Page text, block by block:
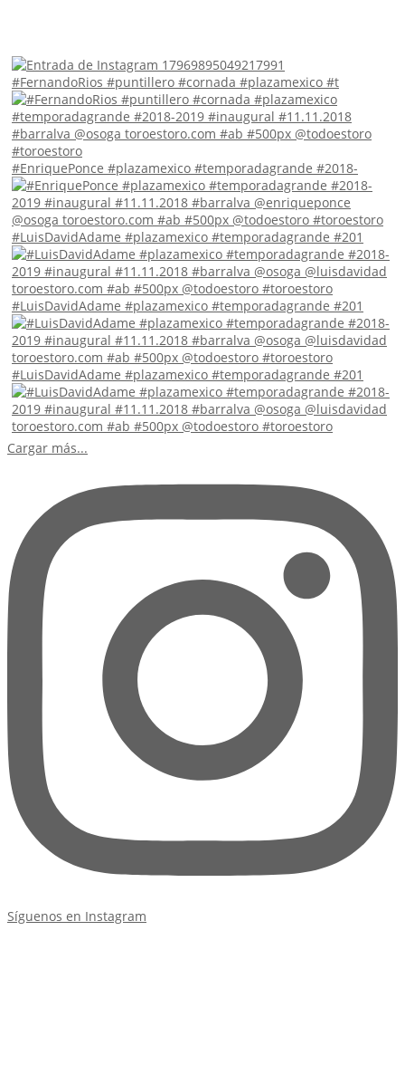
#FernandoRios #puntillero #cornada #plazamexico #t
#EnriquePonce #plazamexico #temporadagrande #2018-
#LuisDavidAdame #plazamexico #temporadagrande #201
#LuisDavidAdame #plazamexico #temporadagrande #201
#LuisDavidAdame #plazamexico #temporadagrande #201
Cargar más...
Síguenos en Instagram